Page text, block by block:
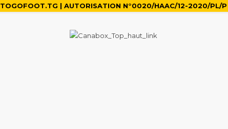
TOGOFOOT.TG | AUTORISATION N°0020/HAAC/12-2020/PL/P